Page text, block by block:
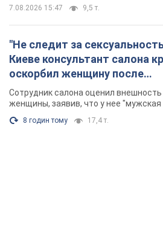
7.08.2026 15:47 9,5 т.
"Не следит за
Киеве консультант салона
оскорбил женщину после
химиотерапии, разгорелся
Фото
Сотрудник салона оценил внешность
женщины, заявив, что у нее
8 годин тому 17,4 т.